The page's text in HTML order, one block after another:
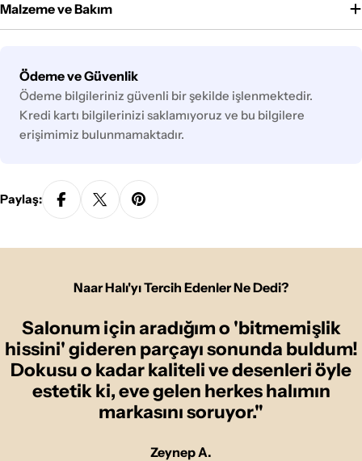
Malzeme ve Bakım
Ödeme ve Güvenlik
Ödeme
yöntemleri
Ödeme bilgileriniz güvenli bir şekilde işlenmektedir.
Kredi kartı bilgilerinizi saklamıyoruz ve bu bilgilere
erişimimiz bulunmamaktadır.
Paylaş:
Naar Halı'yı Tercih Edenler Ne Dedi?
Salonum için aradığım o 'bitmemişlik
hissini' gideren parçayı sonunda buldum!
Dokusu o kadar kaliteli ve desenleri öyle
estetik ki, eve gelen herkes halımın
markasını soruyor."
Zeynep A.